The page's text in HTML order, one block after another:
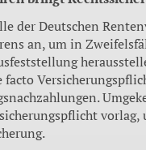
der Deutschen
an, um in
facto